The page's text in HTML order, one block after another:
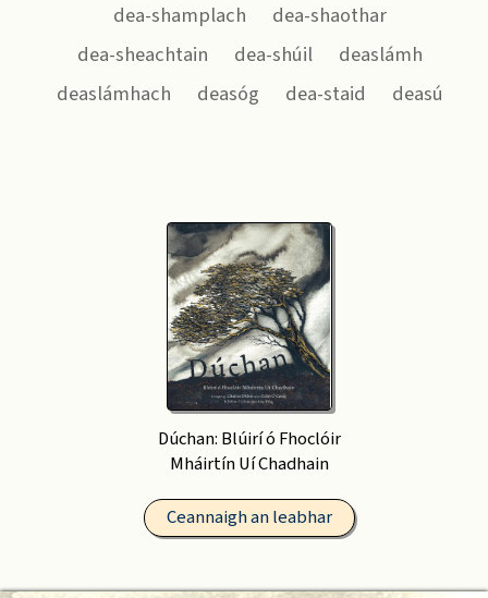
dea-shamplach
dea-shaothar
dea-sheachtain
dea-shúil
deaslámh
deaslámhach
deasóg dea-staid deasú
Dúchan: Blúirí ó Fhoclóir
Mháirtín Uí Chadhain
Ceannaigh an leabhar